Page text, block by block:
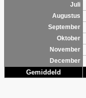
Juli
Augustus
September
Oktober
November
December
Gemiddeld